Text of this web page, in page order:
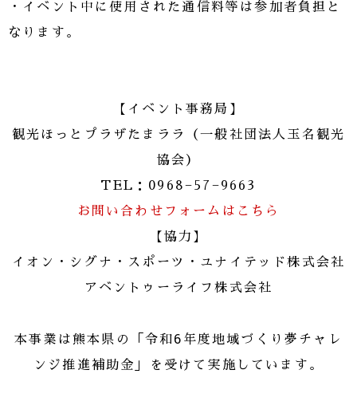
・イベント中に使用された通信料等は参加者負担と
なります。
【イベント事務局】
観光ほっとプラザたまララ（一般社団法人玉名観光
協会）
TEL：0968−57−9663
お問い合わせフォームはこちら
【協力】
イオン・シグナ・スポーツ・ユナイテッド株式会社
アベントゥーライフ株式会社
本事業は熊本県の「令和6年度地域づくり夢チャレ
ンジ推進補助金」を受けて実施しています。